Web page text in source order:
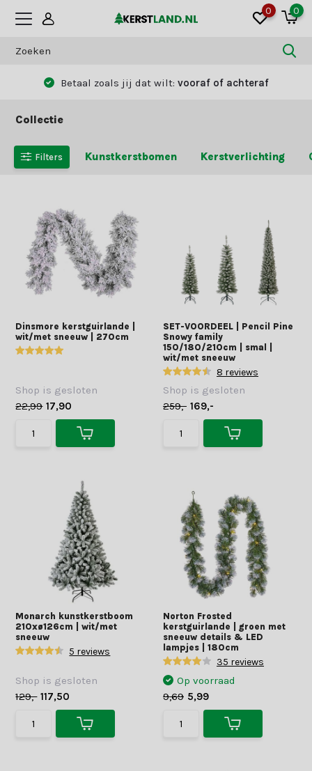
0 0
Betaal zoals jij dat wilt: vooraf of achteraf
Collectie
Filters Kunstkerstbomen Kerstverlichting
Dinsmore kerstguirlande |
wit/met sneeuw | 270cm
Shop is gesloten
22,99 17,90
SET-VOORDEEL | Pencil Pine
Snowy family
150/180/210cm | smal |
wit/met sneeuw
8 reviews
Shop is gesloten
259,- 169,-
Monarch kunstkerstboom
210xø126cm | wit/met
sneeuw
5 reviews
Shop is gesloten
129,- 117,50
Norton Frosted
kerstguirlande | groen met
sneeuw details & LED
lampjes | 180cm
35 reviews
Op voorraad
9,69 5,99